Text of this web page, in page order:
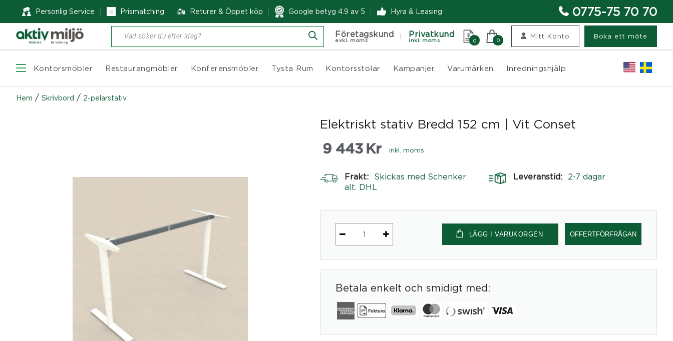
Personlig Service Prismatching Returer & Öppet köp Google betyg 4.9 av 5 Hyra & Leasing 0775-75 70 70
Produktsökning Företagskund
exkl. moms
Privatkund
inkl. moms 0 0
Mitt Konto Boka ett möte
Kontorsmöbler Restaurangmöbler Konferensmöbler Tysta Rum Kontorsstolar Kampanjer Varumärken Inredningshjälp
Hem / Skrivbord / 2-pelarstativ
Elektriskt stativ Bredd 152 cm | Vit Conset
9 443 Kr inkl. moms
Frakt:
Skickas med Schenker
alt. DHL
Leveranstid: 2-7 dagar
Elektriskt
cm
Vit
mängd
LÄGG I VARUKORGEN OFFERTFÖRFRÅGAN
Betala enkelt och smidigt med: